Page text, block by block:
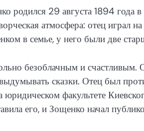
29 августа 1894 года в
атмосфера: отец играл
в семье, у него были две
безоблачным и
сказки. Отец был
факультете
его, и Зощенко начал